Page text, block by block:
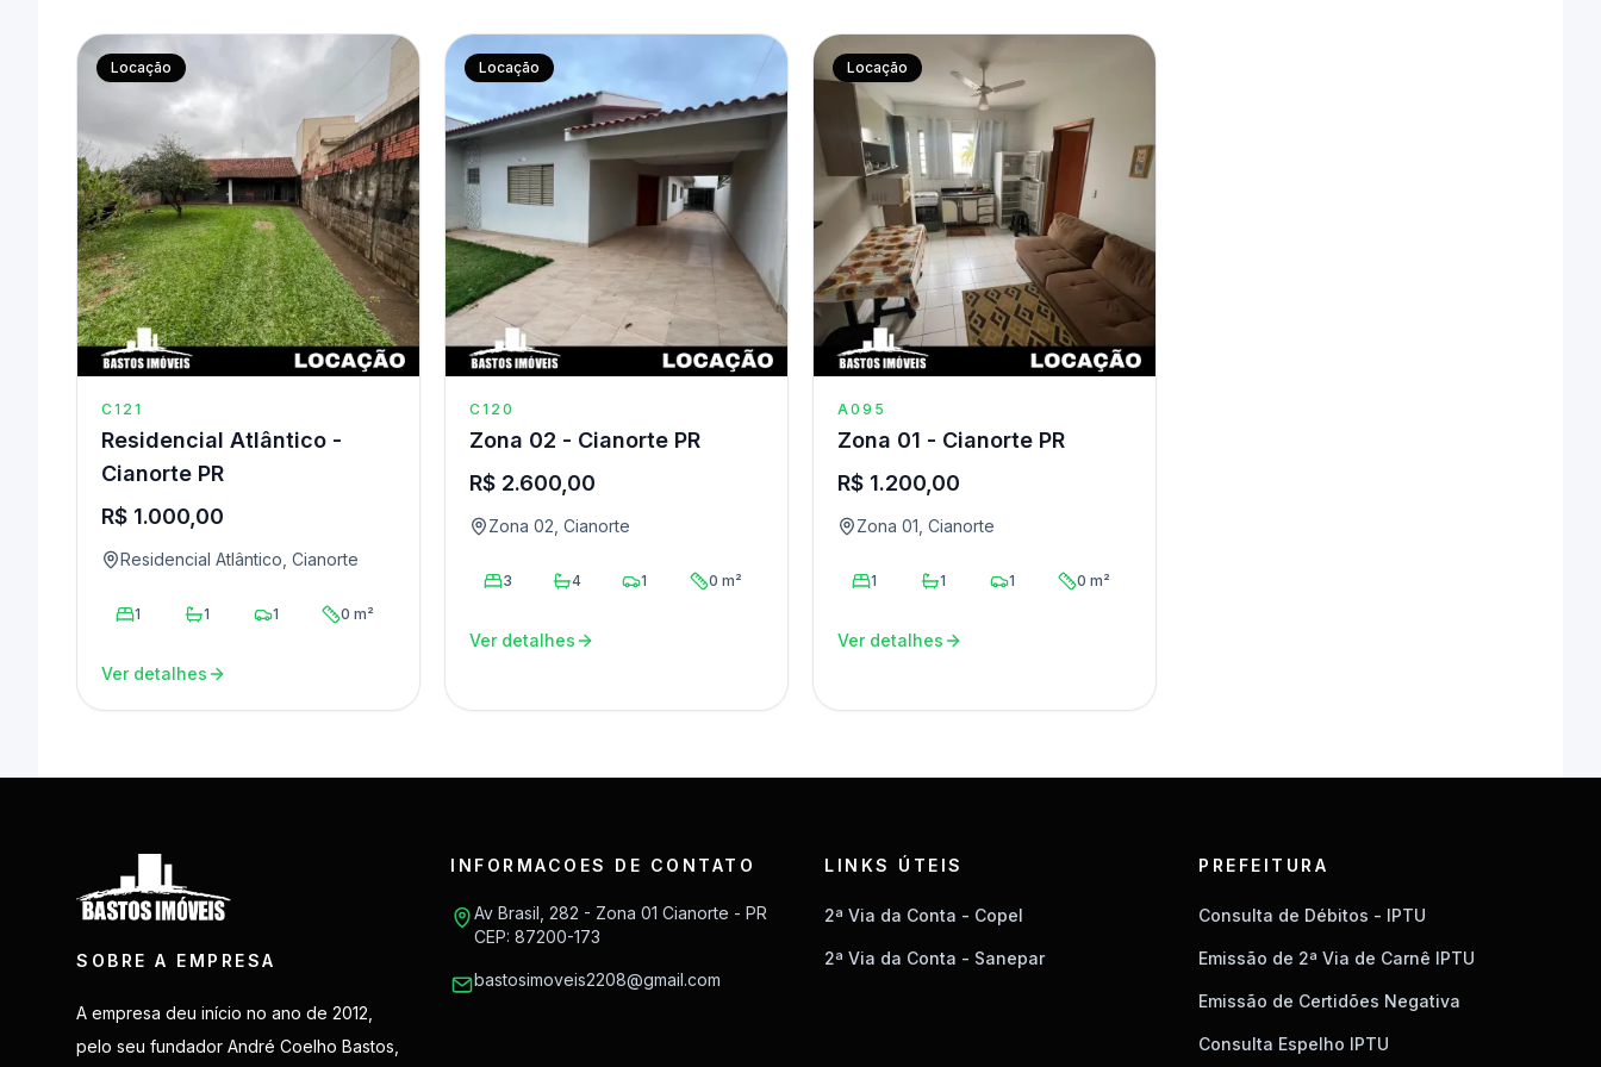
Locação
C121
Residencial Atlântico -
Cianorte PR
R$ 1.000,00
Residencial Atlântico, Cianorte
1 1 1 0 m²
Ver detalhes
Locação
C120
Zona 02 - Cianorte PR
R$ 2.600,00
Zona 02, Cianorte
3 4 1 0 m²
Ver detalhes
Locação
A095
Zona 01 - Cianorte PR
R$ 1.200,00
Zona 01, Cianorte
1 1 1 0 m²
Ver detalhes
SOBRE A EMPRESA
A empresa deu início no ano de 2012,
pelo seu fundador André Coelho Bastos,
INFORMACOES DE CONTATO
Av Brasil, 282 - Zona 01 Cianorte - PR
CEP: 87200-173
bastosimoveis2208@gmail.com
LINKS ÚTEIS
2ª Via da Conta - Copel
2ª Via da Conta - Sanepar
PREFEITURA
Consulta de Débitos - IPTU
Emissão de 2ª Via de Carnê IPTU
Emissão de Certidões Negativa
Consulta Espelho IPTU